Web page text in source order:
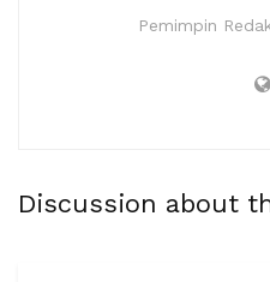
Pemimpin
Discussion about